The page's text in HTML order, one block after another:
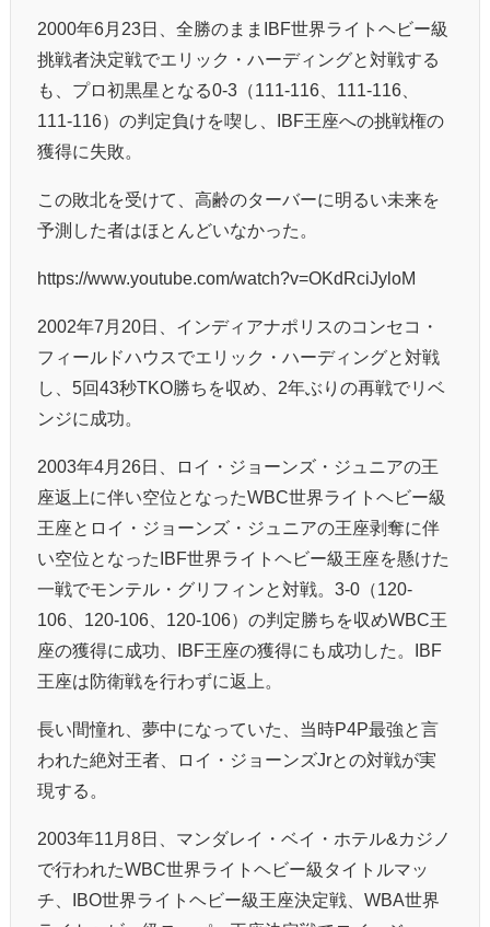
2000年6月23日、全勝のままIBF世界ライトヘビー級
挑戦者決定戦でエリック・ハーディングと対戦する
も、プロ初黒星となる0-3（111-116、111-116、
111-116）の判定負けを喫し、IBF王座への挑戦権の
獲得に失敗。
この敗北を受けて、高齢のターバーに明るい未来を
予測した者はほとんどいなかった。
https://www.youtube.com/watch?v=OKdRciJyloM
2002年7月20日、インディアナポリスのコンセコ・
フィールドハウスでエリック・ハーディングと対戦
し、5回43秒TKO勝ちを収め、2年ぶりの再戦でリベ
ンジに成功。
2003年4月26日、ロイ・ジョーンズ・ジュニアの王
座返上に伴い空位となったWBC世界ライトヘビー級
王座とロイ・ジョーンズ・ジュニアの王座剥奪に伴
い空位となったIBF世界ライトヘビー級王座を懸けた
一戦でモンテル・グリフィンと対戦。3-0（120-
106、120-106、120-106）の判定勝ちを収めWBC王
座の獲得に成功、IBF王座の獲得にも成功した。IBF
王座は防衛戦を行わずに返上。
長い間憧れ、夢中になっていた、当時P4P最強と言
われた絶対王者、ロイ・ジョーンズJrとの対戦が実
現する。
2003年11月8日、マンダレイ・ベイ・ホテル&カジノ
で行われたWBC世界ライトヘビー級タイトルマッ
チ、IBO世界ライトヘビー級王座決定戦、WBA世界